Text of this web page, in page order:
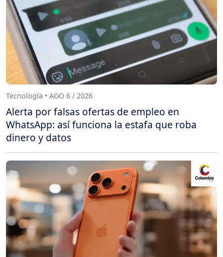
Tecnología • AGO 6 / 2026
Alerta por falsas ofertas de empleo en
WhatsApp: así funciona la estafa que roba
dinero y datos